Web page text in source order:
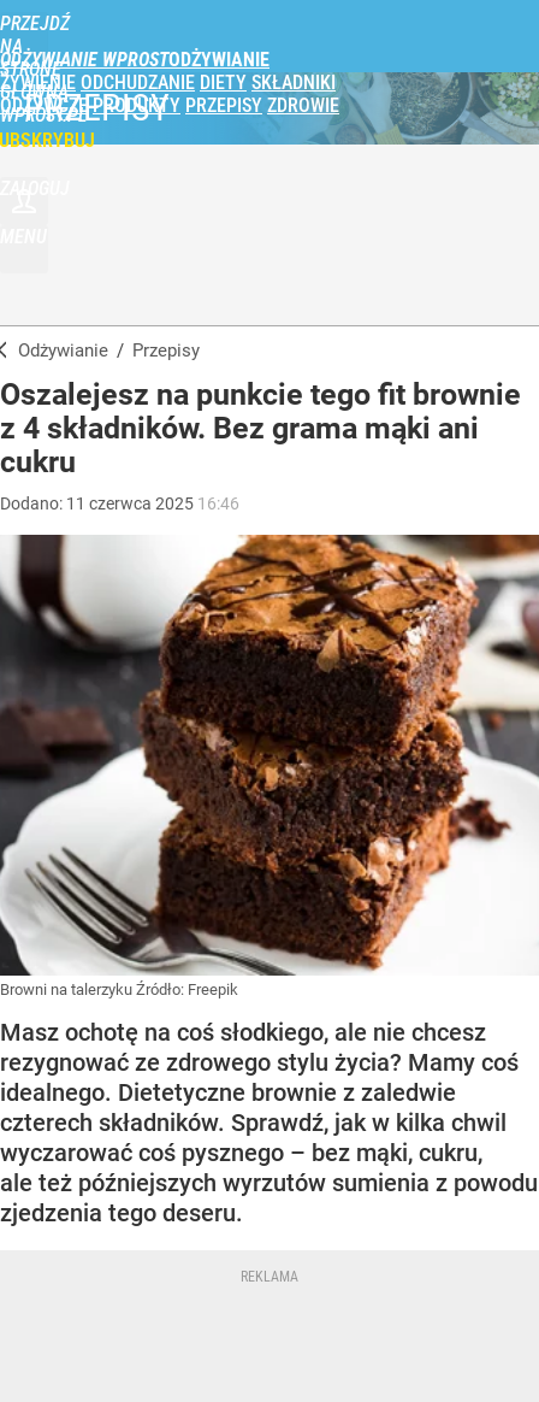
PRZEJDŹ
NA
STRONĘ
GŁÓWNĄ
WPROST.PL
ODŻYWIANIE WPROST
ŻYWIENIE ODCHUDZANIE DIETY SKŁADNIKI
ODŻYWCZE PRODUKTY PRZEPISY ZDROWIE
PRZEPISY
Odżywianie / Przepisy
Oszalejesz na punkcie tego fit brownie
z 4 składników. Bez grama mąki ani
cukru
Dodano: 11 czerwca 2025 16:46
Browni na talerzyku Źródło: Freepik
Masz ochotę na coś słodkiego, ale nie chcesz
rezygnować ze zdrowego stylu życia? Mamy coś
idealnego. Dietetyczne brownie z zaledwie
czterech składników. Sprawdź, jak w kilka chwil
wyczarować coś pysznego – bez mąki, cukru,
ale też późniejszych wyrzutów sumienia z powodu
zjedzenia tego deseru.